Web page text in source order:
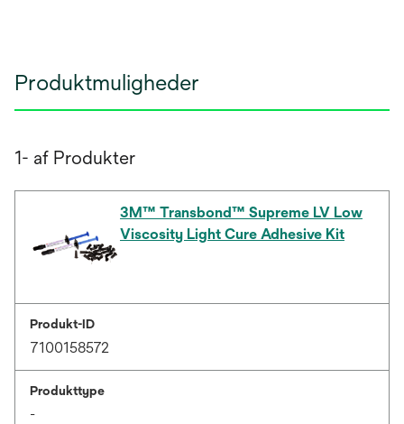
Produktmuligheder
1- af Produkter
3M™ Transbond™ Supreme LV Low
Viscosity Light Cure Adhesive Kit
Produkt-ID
7100158572
Produkttype
-